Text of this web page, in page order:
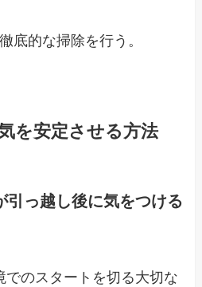
底的な掃除を行う。
を安定させる方法
引っ越し後に気をつける
でのスタートを切る大切な